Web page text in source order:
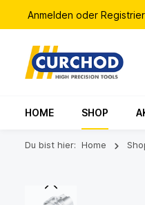
Anmelden oder
HOME SHOP
Du bist hier: Home